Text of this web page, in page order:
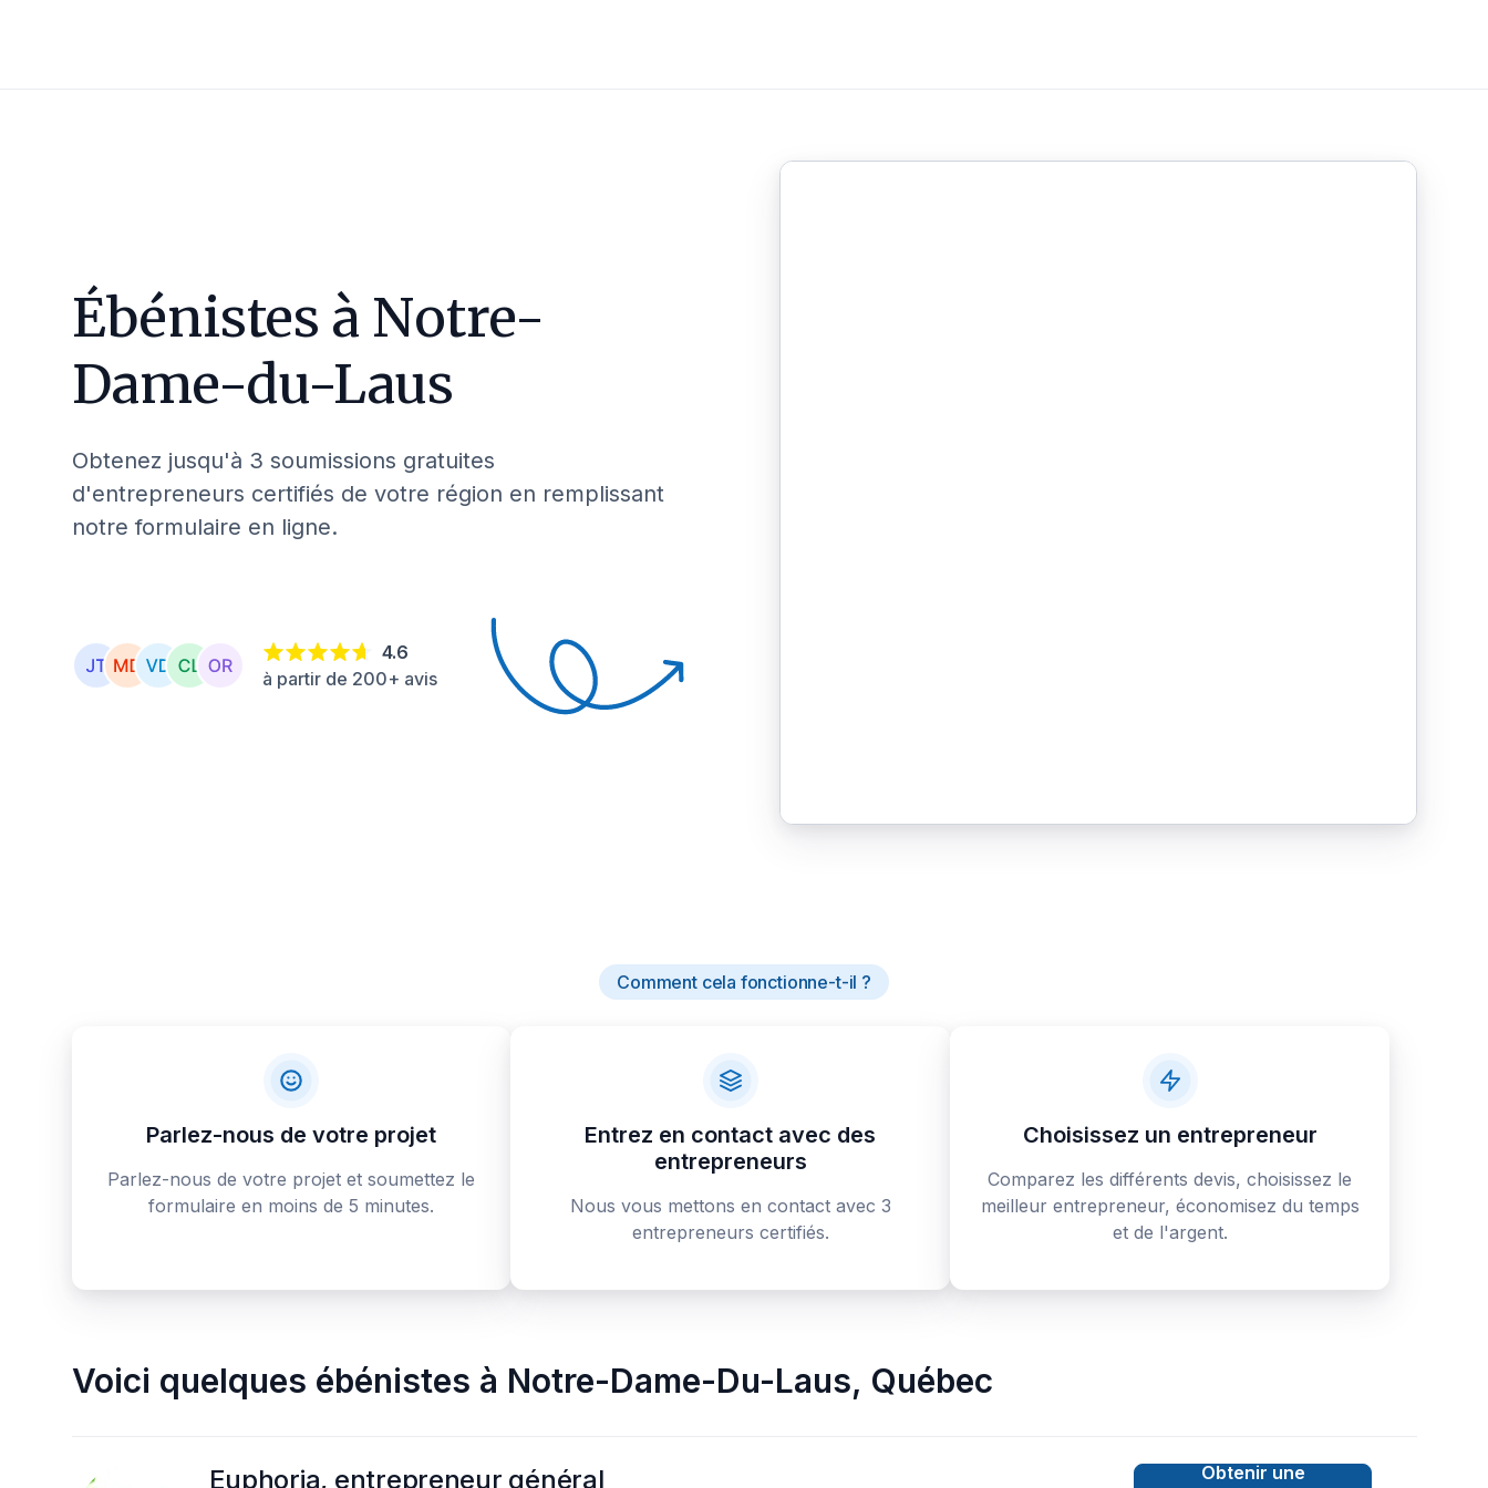
Ébénistes à Notre-
Dame-du-Laus
Obtenez jusqu'à 3 soumissions gratuites
d'entrepreneurs certifiés de votre région en remplissant
notre formulaire en ligne.
4.6
à partir de 200+ avis
Comment cela fonctionne-t-il ?
Parlez-nous de votre projet
Parlez-nous de votre projet et soumettez le
formulaire en moins de 5 minutes.
Entrez en contact avec des
entrepreneurs
Nous vous mettons en contact avec 3
entrepreneurs certifiés.
Choisissez un entrepreneur
Comparez les différents devis, choisissez le
meilleur entrepreneur, économisez du temps
et de l'argent.
Voici quelques ébénistes à Notre-Dame-Du-Laus, Québec
Euphoria, entrepreneur général
Obtenir une